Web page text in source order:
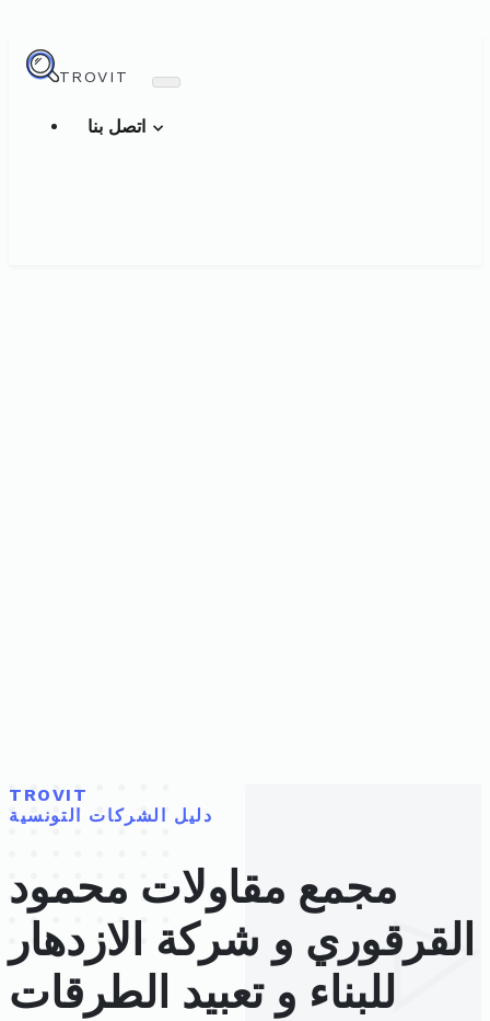
TROVIT
TROVIT
دليل الشركات التونسية
مجمع مقاولات محمود
القرقوري و شركة الازدهار
للبناء و تعبيد الطرقات